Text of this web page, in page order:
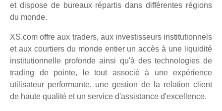
et dispose de bureaux répartis dans différentes régions
du monde.
XS.com offre aux traders, aux investisseurs institutionnels
et aux courtiers du monde entier un accès à une liquidité
institutionnelle profonde ainsi qu'à des technologies de
trading de pointe, le tout associé à une expérience
utilisateur performante, une gestion de la relation client
de haute qualité et un service d'assistance d'excellence.